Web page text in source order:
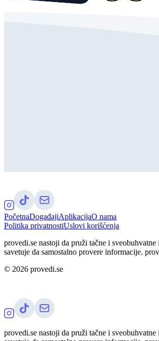
PočetnaDogađajiAplikacijaO nama
Politika privatnostiUslovi korišćenja
provedi.se nastoji da pruži tačne i
savetuje da samostalno provere informacije.
© 2026 provedi.se
provedi.se nastoji da pruži tačne i